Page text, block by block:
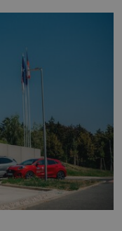
Jeho
s výjimkou